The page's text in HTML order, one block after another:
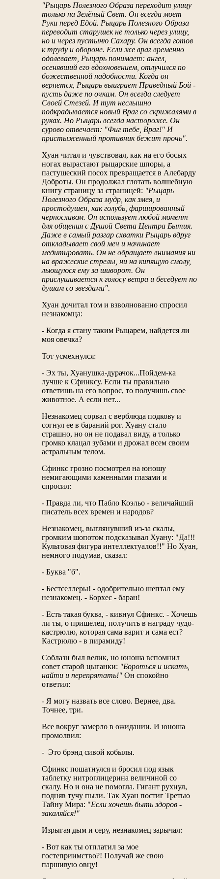
"Рыцарь Полезного Образа переходит улицу
только на Зелёный Свет. Он всегда моет
Руки перед Едой. Рыцарь Полезного Образа
переводит старушек не только через улицу,
но и через пустыню Сахару. Он всегда готов
к труду и обороне. Если же враг временно
одолевает, Рыцарь понимает: ангел,
осенявший его вдохновением, отлучился по
божественной надобности. Когда он
вернется, Рыцарь выиграет Праведный Бой -
пусть даже по очкам. Он всегда следует
Своей Стезей. И тут неслышно
подкрадывается новый Враг со скрижалями в
руках. Но Рыцарь всегда настороже. Он
сурово отвечает: "Фиг тебе, Враг!" И
пристыженный противник бежит прочь".
Хуан читал и чувствовал, как на его босых
ногах вырастают рыцарские шпоры, а
пастушеский посох превращается в Алебарду
Доброты. Он продолжал глотать волшебную
книгу страницу за страницей: "Рыцарь
Полезного Образа мудр, как змея, и
простодушен, как голубь, фаршированный
черносливом. Он использует любой момент
для общения с Душой Света Центра Бытия.
Даже в самый разгар схватки Рыцарь вдруг
откладывает свой меч и начинает
медитировать. Он не обращает внимания ни
на вражеские стрелы, ни на кипящую смолу,
льющуюся ему за шиворот. Он
прислушивается к голосу ветра и беседует по
душам со звездами".
Хуан дочитал том и взволнованно спросил
незнакомца:
- Когда я стану таким Рыцарем, найдется ли
моя овечка?
Тот усмехнулся:
- Эх ты, Хуанушка-дурачок...Пойдем-ка
лучше к Сфинксу. Если ты правильно
ответишь на его вопрос, то получишь свое
животное. А если нет...
Незнакомец сорвал с верблюда подкову и
согнул ее в бараний рог. Хуану стало
страшно, но он не подавал виду, а только
громко клацал зубами и дрожал всем своим
астральным телом.
Сфинкс грозно посмотрел на юношу
немигающими каменными глазами и
спросил:
- Правда ли, что Пабло Коэльо - величайший
писатель всех времен и народов?
Незнакомец, выглянувший из-за скалы,
громким шопотом подсказывал Хуану: "Да!!!
Культовая фигура интеллектуалов!!" Но Хуан,
немного подумав, сказал:
- Буква "б".
- Бестселлеры! - одобрительно шептал ему
незнакомец. - Борхес - баран!
- Есть такая буква, - кивнул Сфинкс. - Хочешь
ли ты, о пришелец, получить в награду чудо-
кастрюлю, которая сама варит и сама ест?
Кастрюлю - в пирамиду!
Соблазн был велик, но юноша вспомнил
совет старой цыганки: "Бороться и искать,
найти и перепрятать!" Он спокойно
ответил:
- Я могу назвать все слово. Вернее, два.
Точнее, три.
Все вокруг замерло в ожидании. И юноша
промолвил:
- Это брэнд сивой кобылы.
Сфинкс пошатнулся и бросил под язык
таблетку нитроглицерина величиной со
скалу. Но и она не помогла. Гигант рухнул,
подняв тучу пыли. Так Хуан постиг Третью
Тайну Мира: "Если хочешь быть здоров -
закаляйся!"
Изрыгая дым и серу, незнакомец зарычал:
- Вот как ты отплатил за мое
гостеприимство?! Получай же свою
паршивую овцу!